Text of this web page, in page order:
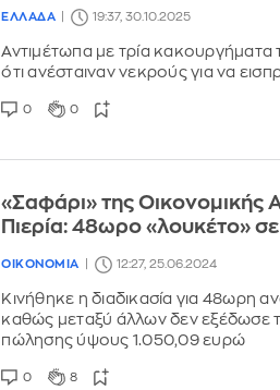
ΕΛΛΑΔΑ 19:37, 30.10.2025
Αντιμέτωπα με τρία
ότι ανέσταιναν νεκρούς για να
0 0
«Σαφάρι» της Οικονομικής
Πιερία: 48ωρο «λουκέτο»
ΟΙΚΟΝΟΜΙΑ 12:27, 25.06.2024
Κινήθηκε η διαδικασία για 48ωρη
καθώς μεταξύ άλλων δεν εξέδωσε
πώλησης ύψους 1.050,09 ευρώ
0 8